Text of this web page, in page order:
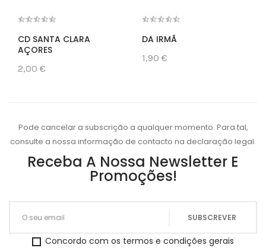
CD SANTA CLARA
AÇORES
2,00 €
DA IRMÃ
1,90 €
Pode cancelar a subscrição a qualquer momento. Para tal,
consulte a nossa informação de contacto na declaração legal.
Receba A Nossa Newsletter E
Promoções!
Concordo com os termos e condições gerais